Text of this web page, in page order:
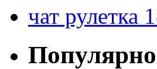
чат рулетка